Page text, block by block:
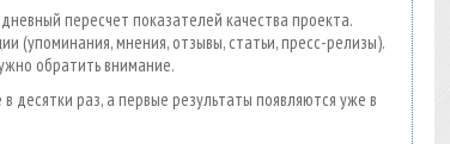
пересчет показателей качества проекта.
(упоминания, мнения, отзывы, статьи, пресс-релизы).
обратить внимание.
десятки раз, а первые результаты появляются уже в